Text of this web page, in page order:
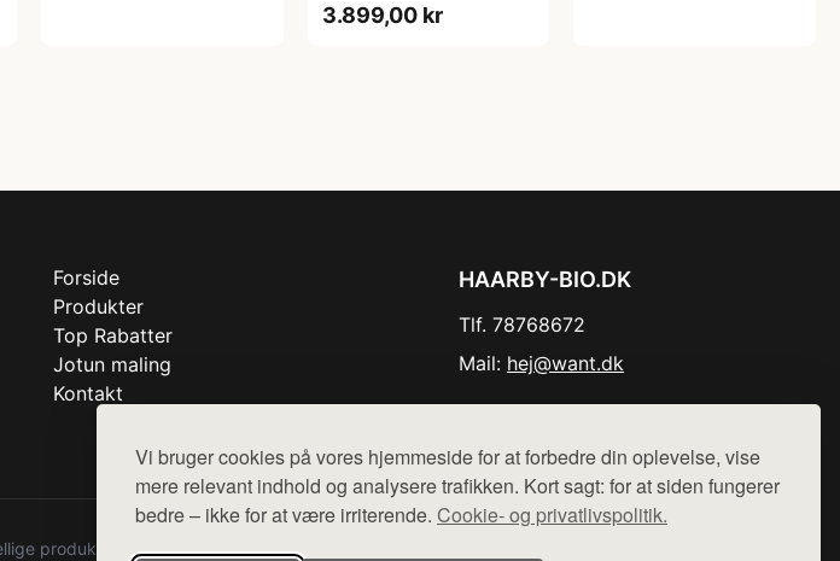
Vi bruger cookies på vores hjemmeside for at forbedre din oplevelse, vise
mere relevant indhold og analysere trafikken. Kort sagt: for at siden fungerer
bedre – ikke for at være irriterende. Cookie- og privatlivspolitik.
3.899,00 kr
Forside
Produkter
Top Rabatter
Jotun maling
Kontakt
HAARBY-BIO.DK
Tlf. 78768672
Mail: hej@want.dk
produkter fra diverse webshops. Der sælges ikke varer fra denne side - vi henviser til de shops,